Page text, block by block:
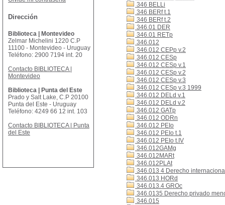
346 BELLi
346 BERf t.1
346 BERf t.2
346.01 DER
346.01 RETp
346.012
346.012 CEPp v.2
346.012 CESp
346.012 CESp v.1
346.012 CESp v.2
346.012 CESp v.3
346.012 CESp v.3 1999
346.012 DELd v.1
346.012 DELd v.2
346.012 GATp
346.012 ODRn
346.012 PEIo
346.012 PEIo t.1
346.012 PEIo t.IV
346.012GAMg
346.012MARt
346.012PLAt
346.013 4 Derecho
346.013 HORd
346.013.4 GROc
346.0135 Derecho privado
346.015
Dirección
Biblioteca | Montevideo
Zelmar Michelini 1220 C.P
11100 - Montevideo - Uruguay
Teléfono: 2900 7194 int. 20
Contacto BIBLIOTECA |
Montevideo
Biblioteca | Punta del Este
Prado y Salt Lake, C.P 20100
Punta del Este - Uruguay
Teléfono: 4249 66 12 int. 103
Contacto BIBLIOTECA | Punta
del Este